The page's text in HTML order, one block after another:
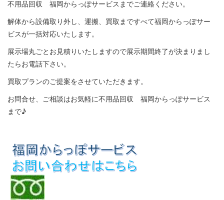
不用品回収 福岡からっぽサービスまでご連絡ください。
解体から設備取り外し、運搬、買取まですべて福岡からっぽサー
ビスが一括対応いたします。
展示場丸ごとお見積りいたしますので展示期間終了が決まりまし
たらお電話下さい。
買取プランのご提案をさせていただきます。
お問合せ、ご相談はお気軽に不用品回収 福岡からっぽサービス
まで♪